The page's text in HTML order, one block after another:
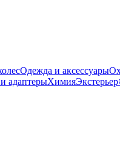
Одежда и аксессуары
адаптерыХимияЭкстерьер